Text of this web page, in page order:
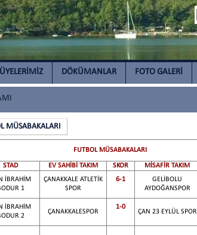
ÜYELERİMİZ DÖKÜMANLAR FOTO GALERİ
MÜSABAKALARI
FUTBOL MÜSABAKALARI
STAD EV SAHİBİ TAKIM SKOR MİSAFİR TAKIM
İBRAHİM
1
ÇANAKKALE ATLETİK
SPOR
6-1
GELİBOLU
AYDOĞANSPOR
İBRAHİM
2
ÇANAKKALESPOR
1-0
ÇAN 23 EYLÜL SPOR